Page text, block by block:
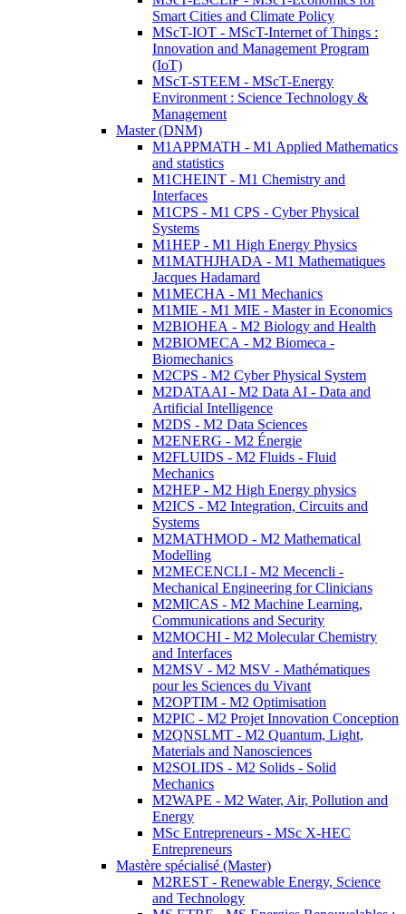
Smart Cities and Climate Policy
MScT-IOT - MScT-Internet of Things :
Innovation and Management Program
(IoT)
MScT-STEEM - MScT-Energy
Environment : Science Technology &
Management
Master (DNM)
M1APPMATH - M1 Applied Mathematics
and statistics
M1CHEINT - M1 Chemistry and
Interfaces
M1CPS - M1 CPS - Cyber Physical
Systems
M1HEP - M1 High Energy Physics
M1MATHJHADA - M1 Mathematiques
Jacques Hadamard
M1MECHA - M1 Mechanics
M1MIE - M1 MIE - Master in Economics
M2BIOHEA - M2 Biology and Health
M2BIOMECA - M2 Biomeca -
Biomechanics
M2CPS - M2 Cyber Physical System
M2DATAAI - M2 Data AI - Data and
Artificial Intelligence
M2DS - M2 Data Sciences
M2ENERG - M2 Énergie
M2FLUIDS - M2 Fluids - Fluid
Mechanics
M2HEP - M2 High Energy physics
M2ICS - M2 Integration, Circuits and
Systems
M2MATHMOD - M2 Mathematical
Modelling
M2MECENCLI - M2 Mecencli -
Mechanical Engineering for Clinicians
M2MICAS - M2 Machine Learning,
Communications and Security
M2MOCHI - M2 Molecular Chemistry
and Interfaces
M2MSV - M2 MSV - Mathématiques
pour les Sciences du Vivant
M2OPTIM - M2 Optimisation
M2PIC - M2 Projet Innovation Conception
M2QNSLMT - M2 Quantum, Light,
Materials and Nanosciences
M2SOLIDS - M2 Solids - Solid
Mechanics
M2WAPE - M2 Water, Air, Pollution and
Energy
MSc Entrepreneurs - MSc X-HEC
Entrepreneurs
Mastère spécialisé (Master)
M2REST - Renewable Energy, Science
and Technology